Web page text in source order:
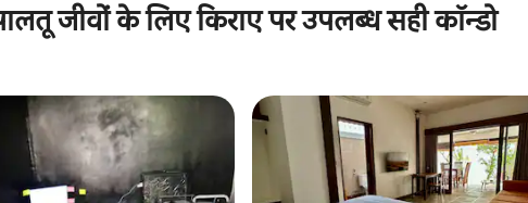
जीवों के लिए किराए पर उपलब्ध सही कॉन्डो